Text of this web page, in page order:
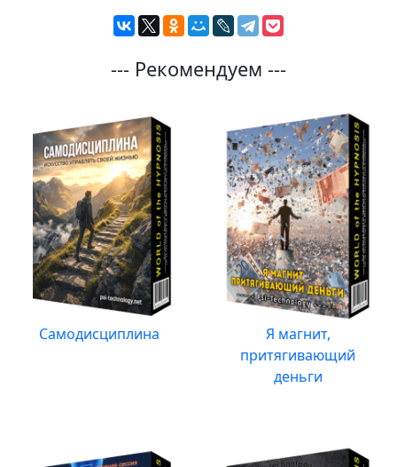
--- Рекомендуем ---
Самодисциплина
Я магнит,
притягивающий
деньги